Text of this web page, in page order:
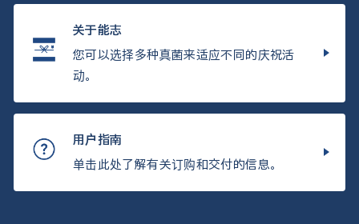
关于能志
您可以选择多种真菌来适应不同的庆祝活
动。
用户指南
单击此处了解有关订购和交付的信息。